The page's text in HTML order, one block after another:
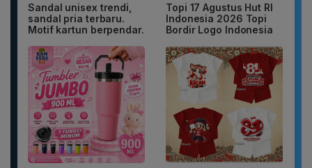
Sandal unisex trendi,
sandal pria terbaru.
Motif kartun berpendar.
Topi 17 Agustus Hut RI
Indonesia 2026 Topi
Bordir Logo Indonesia